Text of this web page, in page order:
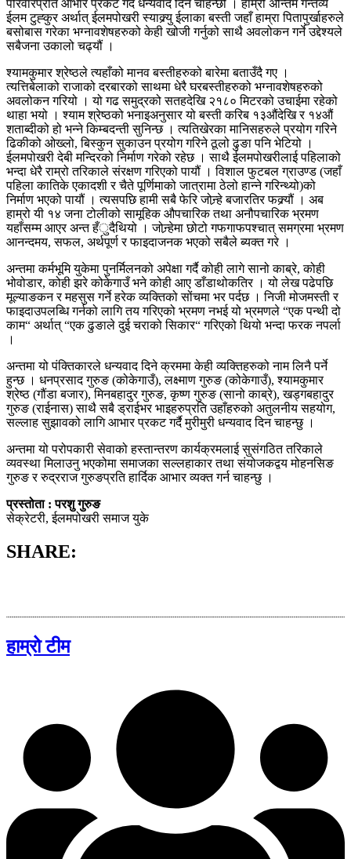
परिवारप्रति आभार प्रकट गर्दै धन्यवाद दिन चाहन्छौं । हाम्रो अन्तिम गन्तव्य
ईलम टुह्कुर अर्थात् ईलमपोखरी स्याक्र्यु ईलाका बस्ती जहाँ हाम्रा पितापुर्खाहरुले
बसोबास गरेका भग्नावशेषहरुको केही खोजी गर्नुको साथै अवलोकन गर्ने उद्देश्यले
सबैजना उकालो चढ्यौं ।
श्यामकुमार श्रेष्ठले त्यहाँको मानव बस्तीहरुको बारेमा बताउँदै गए ।
त्यत्तिबेलाको राजाको दरबारको साथमा धेरै घरबस्तीहरुको भग्नावशेषहरुको
अवलोकन गरियो । यो गढ समुद्रको सतहदेखि २१८० मिटरको उचाईमा रहेको
थाहा भयो । श्याम श्रेष्ठको भनाइअनुसार यो बस्ती करिब १३औंदेखि र १४औं
शताब्दीको हो भन्ने किम्बदन्ती सुनिन्छ । त्यतिखेरका मानिसहरुले प्रयोग गरिने
ढिकीको ओख्लो, बिस्कुन सुकाउन प्रयोग गरिने ठूलो ढुङा पनि भेटियो ।
ईलमपोखरी देबी मन्दिरको निर्माण गरेको रहेछ । साथै ईलमपोखरीलाई पहिलाको
भन्दा धेरै राम्रो तरिकाले संरक्षण गरिएको पायौं । विशाल फुटबल ग्राउण्ड (जहाँ
पहिला कातिके एकादशी र चैते पूर्णिमाको जात्रामा ठेलो हान्ने गरिन्थ्यो)को
निर्माण भएको पायौं । त्यसपछि हामी सबै फेरि जोन्र्हे बजारतिर फक्र्यौं । अब
हाम्रो यी १४ जना टोलीको सामूहिक औपचारिक तथा अनौपचारिक भ्रमण
यहाँसम्म आएर अन्त हँुदैथियो । जोन्र्हेमा छोटो गफगाफपश्चात् समग्रमा भ्रमण
आनन्दमय, सफल, अर्थपूर्ण र फाइदाजनक भएको सबैले ब्यक्त गरे ।
अन्तमा कर्मभूमि युकेमा पुनर्मिलनको अपेक्षा गर्दै कोही लागे सानो काब्रे, कोही
भोवोडार, कोही झरे कोकेगाउँ भने कोही आए डाँडाथोकतिर । यो लेख पढेपछि
मूल्याङकन र महसुस गर्ने हरेक व्यक्तिको सोंचमा भर पर्दछ । निजी मोजमस्ती र
फाइदाउपलब्धि गर्नको लागि तय गरिएको भ्रमण नभई यो भ्रमणले “एक पन्थी दो
काम“ अर्थात् “एक ढुङाले दुई चराको सिकार“ गरिएको थियो भन्दा फरक नपर्ला
।
अन्तमा यो पंक्तिकारले धन्यवाद दिने क्रममा केही व्यक्तिहरुको नाम लिनै पर्ने
हुन्छ । धनप्रसाद गुरुङ (कोकेगाउँ), लक्ष्माण गुरुङ (कोकेगाउँ), श्यामकुमार
श्रेष्ठ (गौंडा बजार), मिनबहादुर गुरुङ, कृष्ण गुरुङ (सानो काब्रे), खड्गबहादुर
गुरुङ (राईनास) साथै सबै ड्राईभर भाइहरुप्रति उहाँहरुको अतुलनीय सहयोग,
सल्लाह सुझावको लागि आभार प्रकट गर्दै मुरीमुरी धन्यवाद दिन चाहन्छु ।
अन्तमा यो परोपकारी सेवाको हस्तान्तरण कार्यक्रमलाई सुसंगठित तरिकाले
व्यवस्था मिलाउनु भएकोमा समाजका सल्लहाकार तथा संयोजकद्वय मोहनसिङ
गुरुङ र रुद्रराज गुरुङप्रति हार्दिक आभार व्यक्त गर्न चाहन्छु ।
प्रस्तोता : परशु गुरुङ
सेक्रेटरी, ईलमपोखरी समाज युके
SHARE:
हाम्रो टीम